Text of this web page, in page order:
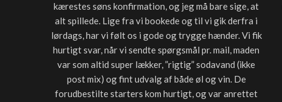
kærestes søns konfirmation, og jeg må bare sige, at
alt spillede. Lige fra vi bookede og til vi gik derfra i
lørdags, har vi følt os i gode og trygge hænder. Vi fik
hurtigt svar, når vi sendte spørgsmål pr. mail, maden
var som altid super lækker, ”rigtig” sodavand (ikke
post mix) og fint udvalg af både øl og vin. De
forudbestilte starters kom hurtigt, og var anrettet